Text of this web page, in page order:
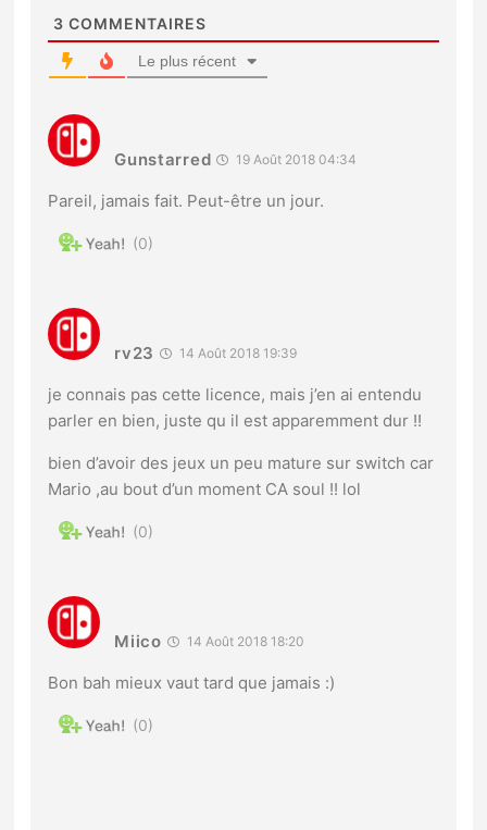
3 COMMENTAIRES
Le plus récent
Gunstarred 19 Août 2018 04:34
Pareil, jamais fait. Peut-être un jour.
0
rv23 14 Août 2018 19:39
je connais pas cette licence, mais j’en ai entendu
parler en bien, juste qu il est apparemment dur !!
bien d’avoir des jeux un peu mature sur switch car
Mario ,au bout d’un moment CA soul !! lol
0
Miico 14 Août 2018 18:20
Bon bah mieux vaut tard que jamais :)
0